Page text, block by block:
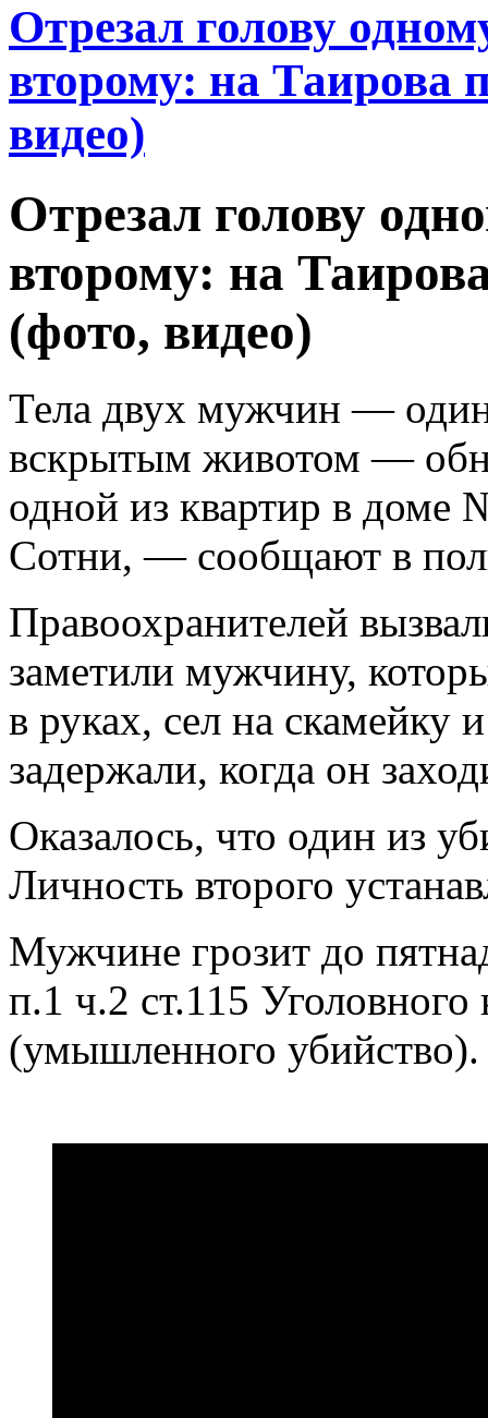
Отрезал голову
второму: на Таирова
видео)
Отрезал голову
второму: на
(фото, видео)
Тела двух мужчин — один
вскрытым животом —
одной из квартир в доме
Сотни, — сообщают в
Правоохранителей
заметили мужчину,
в руках, сел на скамейку
задержали, когда он
Оказалось, что один из
Личность второго
Мужчине грозит до
п.1 ч.2 ст.115
(умышленного убийство).